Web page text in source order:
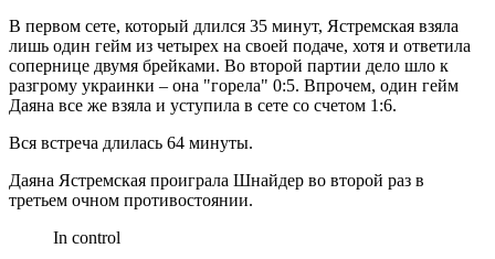
В первом сете, который длился 35 минут, Ястремская взяла
лишь один гейм из четырех на своей подаче, хотя и ответила
сопернице двумя брейками. Во второй партии дело шло к
разгрому украинки – она "горела" 0:5. Впрочем, один гейм
Даяна все же взяла и уступила в сете со счетом 1:6.
Вся встреча длилась 64 минуты.
Даяна Ястремская проиграла Шнайдер во второй раз в
третьем очном противостоянии.
In control